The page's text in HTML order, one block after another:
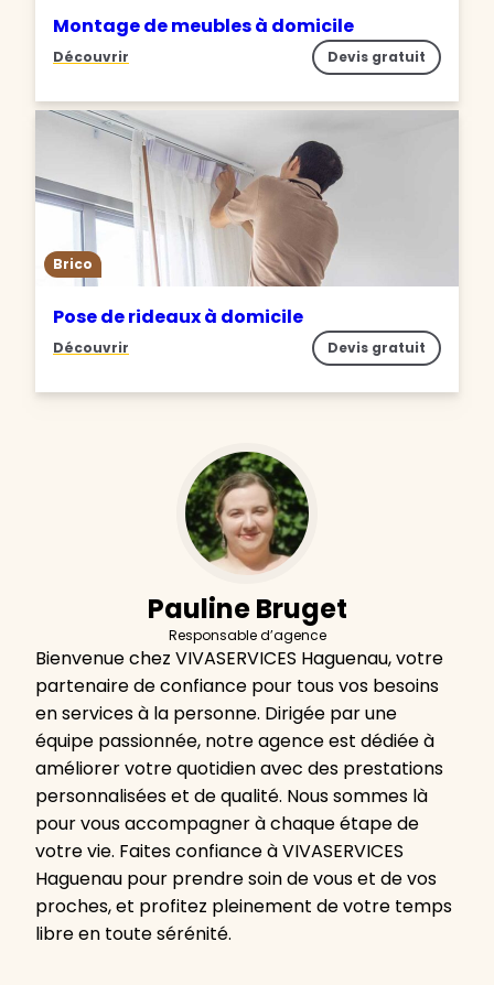
Montage de meubles à domicile
Découvrir Devis gratuit
Brico
Pose de rideaux à domicile
Découvrir Devis gratuit
Pauline Bruget
Responsable d’agence
Bienvenue chez VIVASERVICES Haguenau, votre
partenaire de confiance pour tous vos besoins
en services à la personne. Dirigée par une
équipe passionnée, notre agence est dédiée à
améliorer votre quotidien avec des prestations
personnalisées et de qualité. Nous sommes là
pour vous accompagner à chaque étape de
votre vie. Faites confiance à VIVASERVICES
Haguenau pour prendre soin de vous et de vos
proches, et profitez pleinement de votre temps
libre en toute sérénité.